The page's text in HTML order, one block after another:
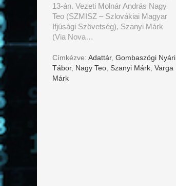
13-án. Vezeti Molnár András Nagy
Teo (SZMISZ – Szlovákiai Magyar
Ifjúsági Szövetség), Szanyi Márk
(Via Nova…
Címkézve: Adattár, Gombaszögi Nyári
Tábor, Nagy Teo Szanyi Márk Varga
Márk